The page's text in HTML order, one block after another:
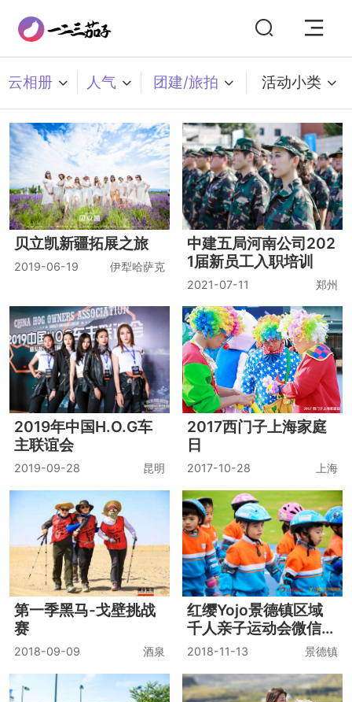
云相册 人气 团建/旅拍 活动小类
贝立凯新疆拓展之旅
2019-06-19 伊犁哈萨克
中建五局河南公司202
1届新员工入职培训
2021-07-11 郑州
2019年中国H.O.G车
主联谊会
2019-09-28 昆明
2017西门子上海家庭
日
2017-10-28 上海
第一季黑马-戈壁挑战
赛
2018-09-09 酒泉
红缨Yojo景德镇区域
千人亲子运动会微信照
片直播现场
2018-11-13 景德镇